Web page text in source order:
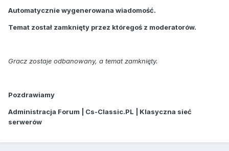
Automatycznie wygenerowana wiadomość.
Temat został zamknięty przez któregoś z moderatorów.
Gracz zostaje odbanowany, a temat zamknięty.
Pozdrawiamy
Administracja Forum | Cs-Classic.PL | Klasyczna sieć
serwerów